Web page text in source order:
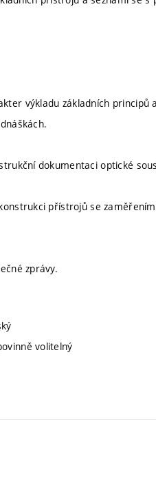
výkladu základních principů
dokumentaci optické
přístrojů se
zprávy.
volitelný